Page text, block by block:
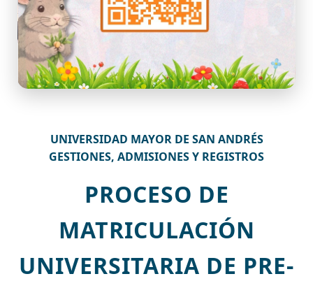
UNIVERSIDAD MAYOR DE SAN ANDRÉS
GESTIONES, ADMISIONES Y REGISTROS
PROCESO DE
MATRICULACIÓN
UNIVERSITARIA DE PRE-